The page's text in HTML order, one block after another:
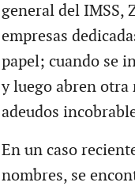
general del IMSS,
empresas
papel; cuando se
y luego abren otra
adeudos
En un caso
nombres, se